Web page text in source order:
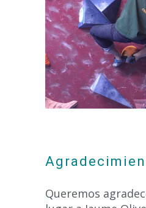
Queremos